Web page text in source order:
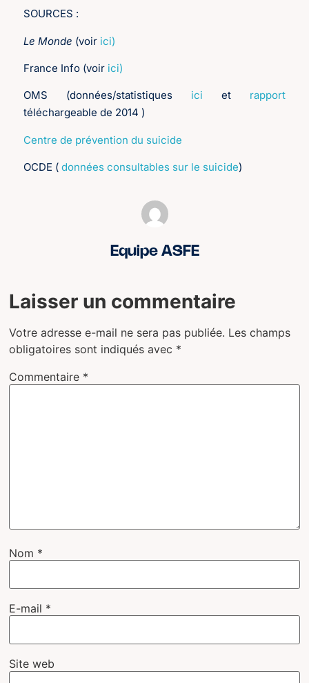
SOURCES :
Le Monde (voir ici)
France Info (voir ici)
OMS (données/statistiques ici et rapport
téléchargeable de 2014 )
Centre de prévention du suicide
OCDE (données consultables sur le suicide)
Equipe ASFE
Laisser un commentaire
Votre adresse e-mail ne sera pas publiée. Les champs
obligatoires sont indiqués avec *
Commentaire *
Nom *
E-mail *
Site web